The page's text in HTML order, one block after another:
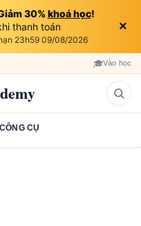
30% khoá học!
thanh toán
23h59 09/08/2026
×
🎓Vào học
CÔNG CỤ